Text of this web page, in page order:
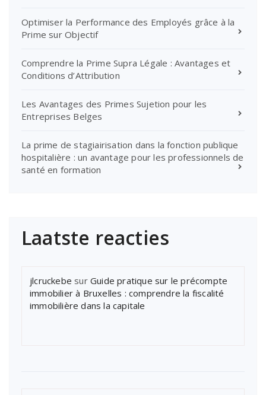
Optimiser la Performance des Employés grâce à la
Prime sur Objectif
Comprendre la Prime Supra Légale : Avantages et
Conditions d’Attribution
Les Avantages des Primes Sujetion pour les
Entreprises Belges
La prime de stagiairisation dans la fonction publique
hospitalière : un avantage pour les professionnels de
santé en formation
Laatste reacties
jlcruckebe sur Guide pratique sur le précompte
immobilier à Bruxelles : comprendre la fiscalité
immobilière dans la capitale